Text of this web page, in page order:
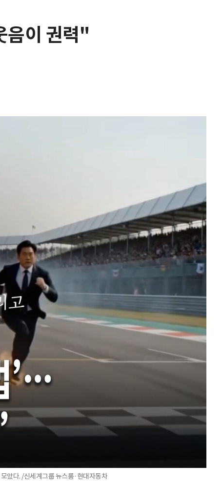
음이 권력"
았다. /신세계그룹 뉴스룸·현대자동차